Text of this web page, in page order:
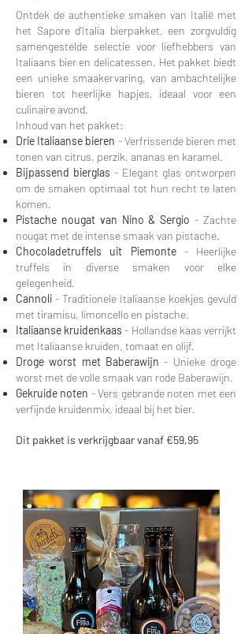
Ontdek de authentieke smaken van Italië met
het Sapore d'Italia bierpakket, een zorgvuldig
samengestelde selectie voor liefhebbers van
Italiaans bier en delicatessen. Het pakket biedt
een unieke smaakervaring, van ambachtelijke
bieren tot heerlijke hapjes, ideaal voor een
culinaire avond.
Inhoud van het pakket:​
Drie Italiaanse bieren - Verfrissende bieren met
tonen van citrus, perzik, ananas en karamel.
Bijpassend bierglas - Elegant glas ontworpen
om de smaken optimaal tot hun recht te laten
komen.
Pistache nougat van Nino & Sergio - Zachte
nougat met de intense smaak van pistache.
Chocoladetruffels uit Piemonte- Heerlijke
truffels in diverse smaken voor elke
gelegenheid.
Cannoli - Traditionele Italiaanse koekjes gevuld
met tiramisu, limoncello en pistache.
Italiaanse kruidenkaas- Hollandse kaas verrijkt
met Italiaanse kruiden, tomaat en olijf.
Droge worst met Baberawijn- Unieke droge
worst met de volle smaak van rode Baberawijn.
Gekruide noten - Vers gebrande noten met een
verfijnde kruidenmix, ideaal bij het bier.
Dit pakket is verkrijgbaar vanaf €59,95